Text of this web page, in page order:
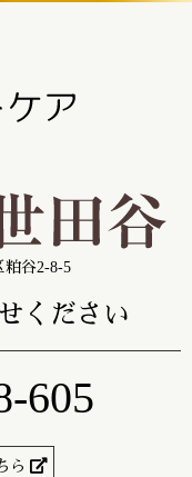
粕谷2-8-5
ください
605
ら